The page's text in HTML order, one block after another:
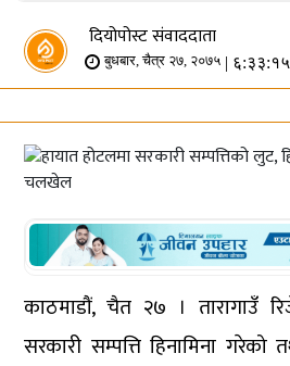
दियोपोस्ट संवाददाता
बुधबार, चैत्र २७, २०७५ | ६:३३:१५
काठमाडौं, चैत २७ । तारागाउँ
सरकारी सम्पत्ति हिनामिना